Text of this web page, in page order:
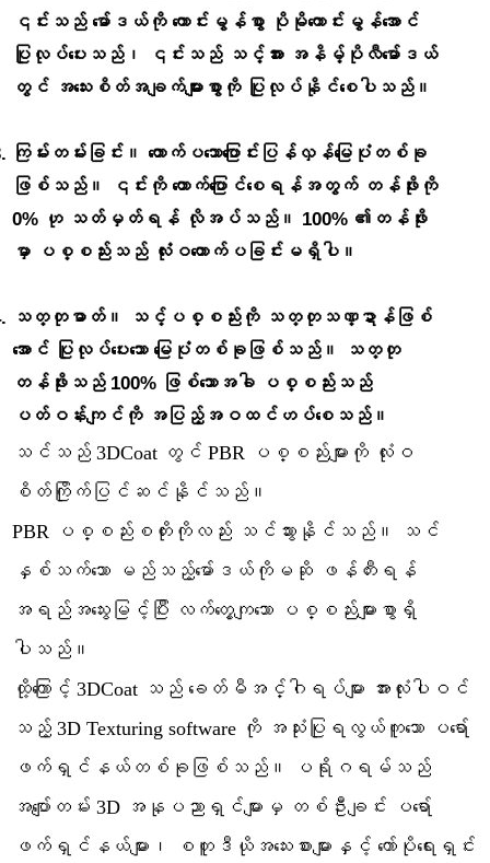
၎င်းသည် မော်ဒယ်ကို ကောင်းမွန်စွာ ပိုမိုကောင်းမွန်အောင်
ပြုလုပ်ပေးသည်၊ ၎င်းသည် သင့်အား အနိမ့်ပိုလီမော်ဒယ်
တွင် အသေးစိတ်အချက်များစွာကို ပြုလုပ်နိုင်စေပါသည်။
ကြမ်းတမ်းခြင်း။ တောက်ပသောပြောင်းပြန်လှန်မြေပုံတစ်ခု
ဖြစ်သည်။ ၎င်းကို တောက်ပြောင်စေရန်အတွက် တန်ဖိုးကို
0% ဟု သတ်မှတ်ရန် လိုအပ်သည်။ 100% ၏တန်ဖိုး
မှာ ပစ္စည်းသည် လုံးဝတောက်ပခြင်းမရှိပါ။
သတ္တုဓာတ်။ သင့်ပစ္စည်းကို သတ္တုသဏ္ဍာန်ဖြစ်
အောင် ပြုလုပ်ပေးသော မြေပုံတစ်ခုဖြစ်သည်။ သတ္တု
တန်ဖိုးသည် 100% ဖြစ်သောအခါ ပစ္စည်းသည်
ပတ်ဝန်းကျင်ကို အပြည့်အဝထင်ဟပ်စေသည်။
သင်သည် 3DCoat တွင် PBR ပစ္စည်းများကို လုံးဝ
စိတ်ကြိုက်ပြင်ဆင်နိုင်သည်။
PBR ပစ္စည်းစတိုးကိုလည်း သင်သွားနိုင်သည်။ သင်
နှစ်သက်သော မည်သည့်မော်ဒယ်ကိုမဆို ဖန်တီးရန်
အရည်အသွေးမြင့်ပြီး လက်တွေ့ကျသော ပစ္စည်းများစွာရှိ
ပါသည်။
ထို့ကြောင့် 3DСoat သည် ခေတ်မီအင်္ဂါရပ်များ အားလုံးပါဝင်
သည့် 3D Texturing software ကို အသုံးပြုရလွယ်ကူသော ပရော်
ဖက်ရှင်နယ်တစ်ခုဖြစ်သည်။ ပရိုဂရမ်သည်
အပျော်တမ်း 3D အနုပညာရှင်များမှ တစ်ဦးချင်း ပရော်
ဖက်ရှင်နယ်များ၊ စတူဒီယိုအသေးစားများနှင့် ကော်ပိုရေးရှင်း